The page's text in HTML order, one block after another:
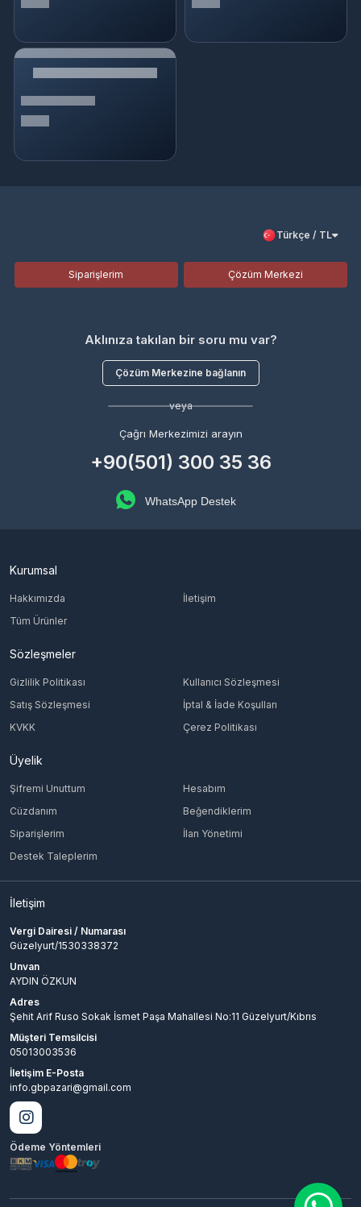
Türkçe / TL
Siparişlerim Çözüm Merkezi
Aklınıza takılan bir soru mu var?
Çözüm Merkezine bağlanın
veya
Çağrı Merkezimizi arayın
+90(501) 300 35 36
WhatsApp Destek
Kurumsal
Hakkımızda
İletişim
Tüm Ürünler
Sözleşmeler
Gizlilik Politikası
Kullanıcı Sözleşmesi
Satış Sözleşmesi
İptal & İade Koşulları
KVKK
Çerez Politikası
Üyelik
Şifremi Unuttum
Hesabım
Cüzdanım
Beğendiklerim
Siparişlerim
İlan Yönetimi
Destek Taleplerim
İletişim
Vergi Dairesi / Numarası
Güzelyurt/1530338372
Unvan
AYDIN ÖZKUN
Adres
Şehit Arif Ruso Sokak İsmet Paşa Mahallesi No:11 Güzelyurt/Kıbrıs
Müşteri Temsilcisi
05013003536
İletişim E-Posta
info.gbpazari@gmail.com
Ödeme Yöntemleri